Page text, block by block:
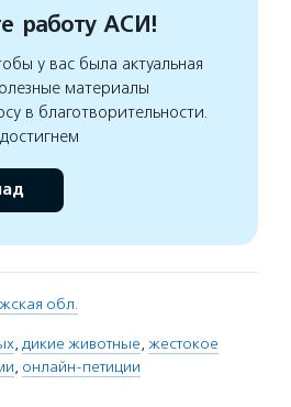
работу АСИ!
у вас была актуальная
материалы
в благотворительности.
обл.
, дикие животные, жестокое
, онлайн-петиции